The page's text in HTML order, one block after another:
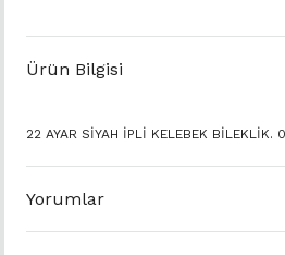
Ürün Bilgisi
22 AYAR SİYAH İPLİ KELEBEK BİLEKLİK.
Yorumlar